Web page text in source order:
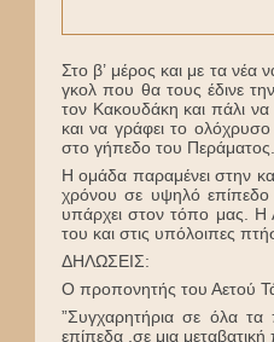
Στο β’ μέρος και με τα νέα
γκολ που θα τους έδινε
τον Κακουδάκη και πάλι
και να γράφει το
στο γήπεδο του Περάματος.
Η ομάδα παραμένει στην
χρόνου σε υψηλό επίπεδο
υπάρχει στον τόπο μας. Η
του και στις υπόλοιπες
ΔΗΛΩΣΕΙΣ:
Ο προπονητής του Αετού
”Συγχαρητήρια σε όλα
επίπεδα ,σε μια